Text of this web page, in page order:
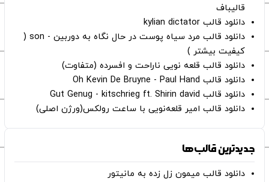
قالیباف
دانلود قالب kylian dictator
دانلود قالب مرد سیاه پوست در حال نگاه به دوربین - son (
کیفیت بیشتر )
دانلود قالب قلعه نویی ناراحت و افسرده (متفاوت)
دانلود قالب Oh Kevin De Bruyne - Paul Hand
دانلود قالب Gut Genug - kitschrieg ft. Shirin david
دانلود قالب امیر قلعه‌نویی با ساعت رولکس(ورژن اصلی)
جدیدترین قالب‌ها
دانلود قالب میمون زل زده به مانیتور